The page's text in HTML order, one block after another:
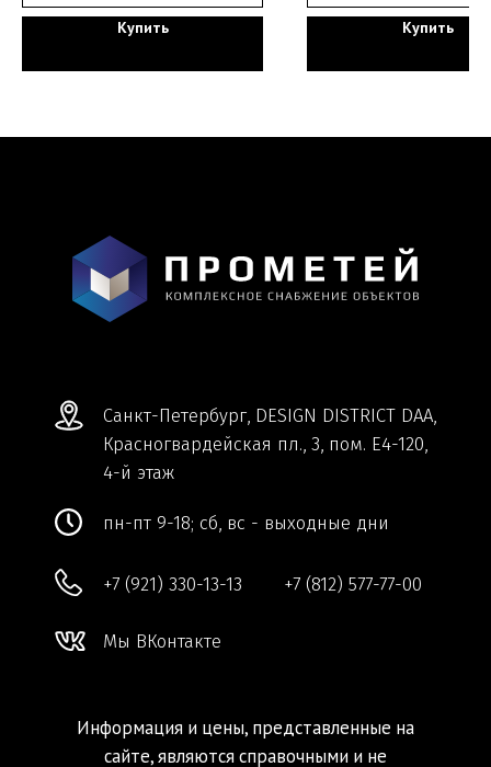
Купить Купить
Информация и цены, представленные на
Обработка персональных данных